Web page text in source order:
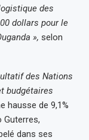
des
dollars pour le
», selon
des Nations
budgétaires
hausse de 9,1%
Guterres,
dans ses